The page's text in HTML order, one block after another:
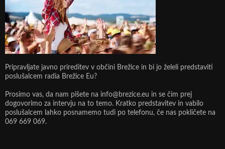
Pripravljate javno prireditev v občini Brežice in bi jo želeli predstaviti
poslušalcem radia Brežice Eu?
Prosimo vas, da nam pišete na info@brezice.eu in se čim prej
dogovorimo za intervju na to temo. Kratko predstavitev in vabilo
poslušalcem lahko posnamemo tudi po telefonu, če nas pokličete na
069 669 069.